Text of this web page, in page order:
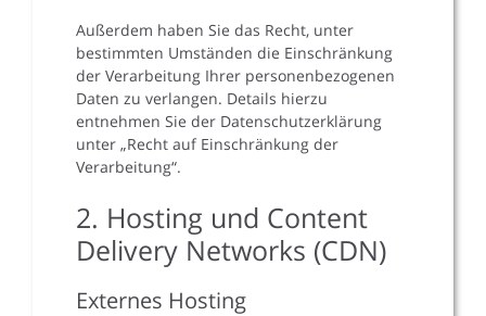
Außerdem haben Sie das Recht, unter
bestimmten Umständen die Einschränkung
der Verarbeitung Ihrer personenbezogenen
Daten zu verlangen. Details hierzu
entnehmen Sie der Datenschutzerklärung
unter „Recht auf Einschränkung der
Verarbeitung“.
2. Hosting und Content
Delivery Networks (CDN)
Externes Hosting